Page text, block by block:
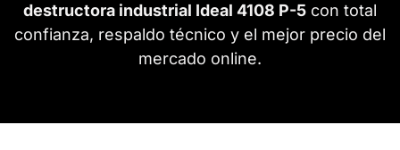
destructora industrial Ideal 4108 P-5 con total
confianza, respaldo técnico y el mejor precio del
mercado online.